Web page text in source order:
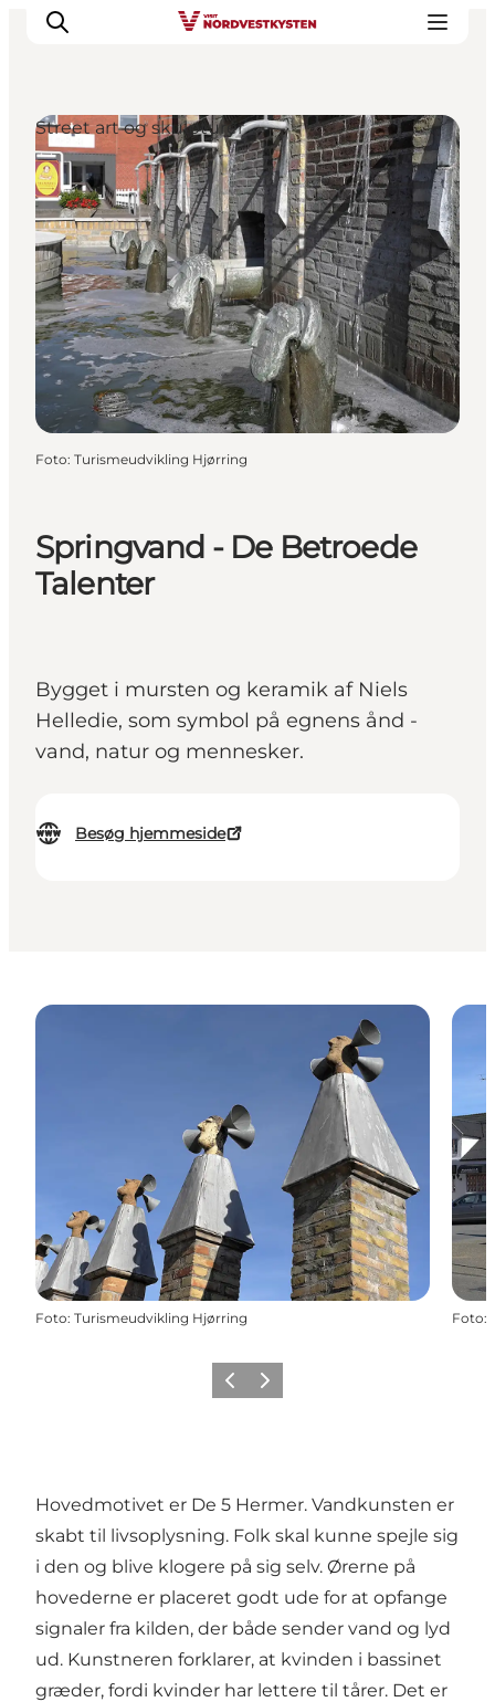
Feriesteder
Inspiration
Handicapvenlig ferie
Events
Overnatning
Planlæg din ferie
Springvand - De Betroede
Talenter
Bygget i mursten og keramik af Niels
Helledie, som symbol på egnens ånd -
vand, natur og mennesker.
Besøg hjemmeside
Street art og skulpturer
Foto: Turismeudvikling Hjørring
Foto: Turismeudvikling Hjørring Foto:
ForrigeNæste
Hovedmotivet er De 5 Hermer. Vandkunsten er
skabt til livsoplysning. Folk skal kunne spejle sig
i den og blive klogere på sig selv. Ørerne på
hovederne er placeret godt ude for at opfange
signaler fra kilden, der både sender vand og lyd
ud. Kunstneren forklarer, at kvinden i bassinet
græder, fordi kvinder har lettere til tårer. Det er